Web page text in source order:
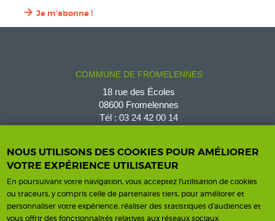
Je m'abonne !
COMMUNE DE FROMELENNES
18 rue des Écoles
08600 Fromelennes
Tél : 03 24 42 00 14
Contact
Horaires
Horaires d'ouverture
NOUS UTILISONS DES COOKIES POUR AMÉLIORER
VOTRE EXPÉRIENCE UTILISATEUR
En poursuivant votre navigation, vous acceptez l'utilisation de cookies
ou traceurs, y compris celle de partenaires tiers, pour améliorer et
personnaliser votre expérience, réaliser des statistiques d’audiences et
vous offrir des fonctionnalités relatives aux réseaux sociaux.